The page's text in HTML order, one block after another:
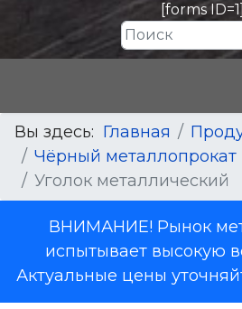
[forms ID=1]
Вы здесь: Главная
Чёрный металлопрокат
Уголок металлический
ВНИМАНИЕ! Рынок
испытывает высокую
Актуальные цены